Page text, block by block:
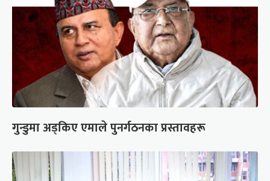
गुन्डुमा अड्किए एमाले पुनर्गठनका प्रस्तावहरू